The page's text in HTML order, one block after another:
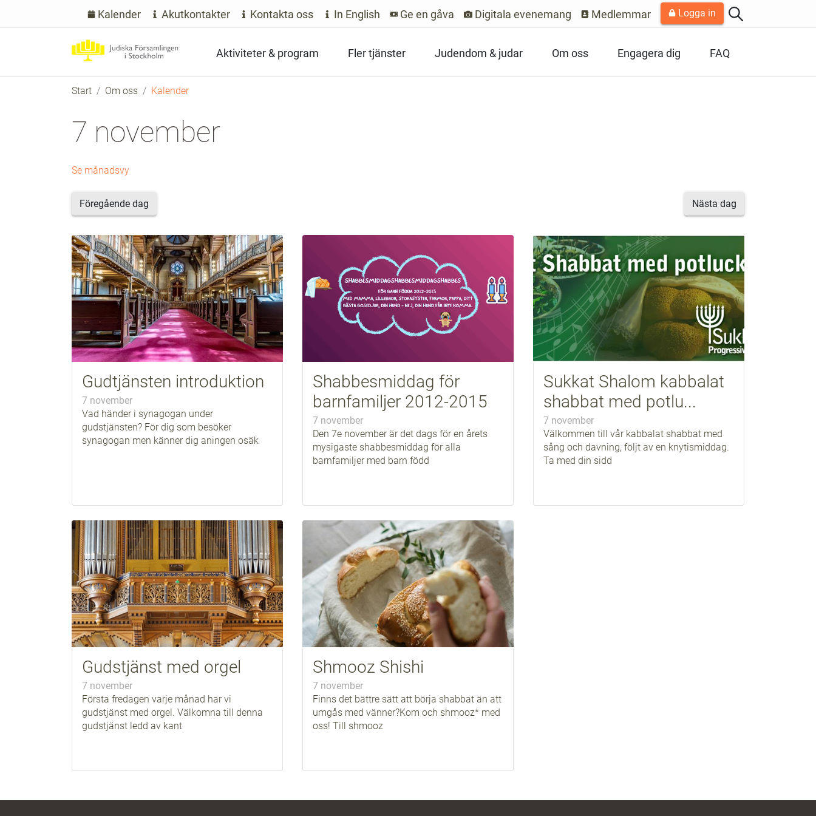
Kalender Akutkontakter Kontakta oss In English Ge en gåva Digitala evenemang Medlemmar Logga in
Aktiviteter & program Fler tjänster Judendom & judar Om oss Engagera dig FAQ
Start Om oss Kalender
7 november
Se månadsvy
Föregående dag Nästa dag
Gudtjänsten introduktion
7 november
Vad händer i synagogan under
gudstjänsten? För dig som besöker
synagogan men känner dig aningen osäk
Shabbesmiddag för
barnfamiljer 2012-2015
7 november
Den 7e november är det dags för en årets
mysigaste shabbesmiddag för alla
barnfamiljer med barn född
Sukkat Shalom kabbalat
shabbat med potlu...
7 november
Välkommen till vår kabbalat shabbat med
sång och davning, följt av en knytismiddag.
Ta med din sidd
Gudstjänst med orgel
7 november
Första fredagen varje månad har vi
gudstjänst med orgel. Välkomna till denna
gudstjänst ledd av kant
Shmooz Shishi
7 november
Finns det bättre sätt att börja shabbat än att
umgås med vänner?Kom och shmooz* med
oss! Till shmooz